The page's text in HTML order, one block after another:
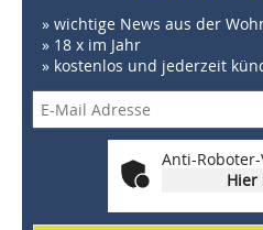
» wichtige News aus der
» 18 x im Jahr
» kostenlos und jederzeit
Anti-
Hier